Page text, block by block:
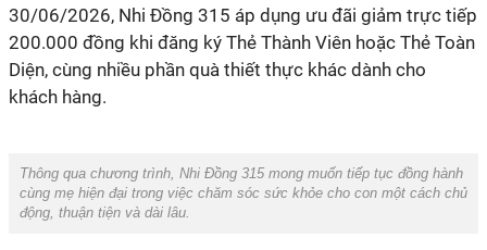
30/06/2026, Nhi Đồng 315 áp dụng ưu đãi giảm trực tiếp
200.000 đồng khi đăng ký Thẻ Thành Viên hoặc Thẻ Toàn
Diện, cùng nhiều phần quà thiết thực khác dành cho
khách hàng.
Thông qua chương trình, Nhi Đồng 315 mong muốn tiếp tục đồng hành
cùng mẹ hiện đại trong việc chăm sóc sức khỏe cho con một cách chủ
động, thuận tiện và dài lâu.